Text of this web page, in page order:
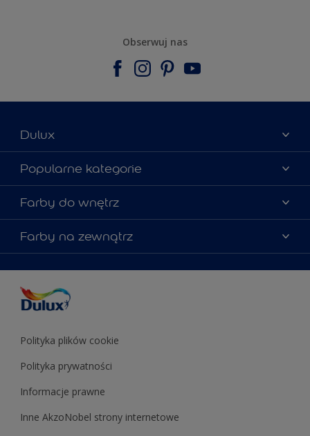
Obserwuj nas
Dulux
Materiały marketingowe
Mapa strony
Kontakt
Zgodność kolorów
Popularne kategorie
Kolory farb
Porady ekspertów
Zainspiruj się
Znajdź sklep
Farby do wnętrz
Farby do ścian
Farby uniwersalne
Podkłady i grunty
Testery farb
Farby do sufitów
Farby na zewnątrz
Farby uniwersalne
Podkłady i grunty
Polityka plików cookie
Polityka prywatności
Informacje prawne
Inne AkzoNobel strony internetowe